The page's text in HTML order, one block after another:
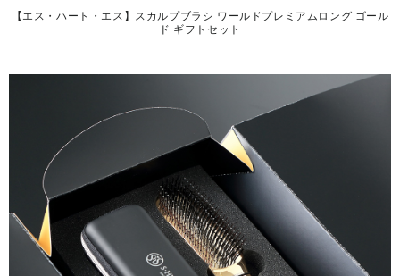
【エス・ハート・エス】スカルプブラシ ワールドプレミアムロング ゴール
ド ギフトセット